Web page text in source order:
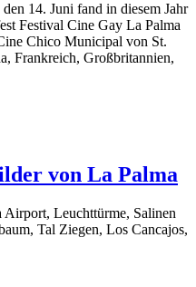
14. Juni fand in diesem Jahr
Festival Cine Gay La Palma
Chico Municipal von St.
Frankreich, Großbritannien,
von La Palma
Airport, Leuchttürme, Salinen
Tal Ziegen, Los Cancajos,